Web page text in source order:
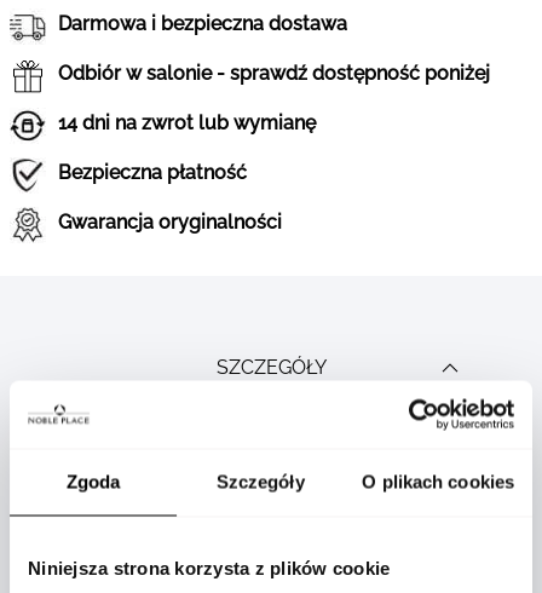
Zgoda Szczegóły O plikach cookies
Niniejsza strona korzysta z plików cookie
Darmowa i bezpieczna dostawa
Odbiór w salonie - sprawdź dostępność poniżej
14 dni na zwrot lub wymianę
Bezpieczna płatność
Gwarancja oryginalności
SZCZEGÓŁY
Product
specification